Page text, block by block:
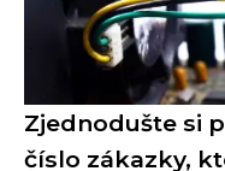
Zjednodušte si
číslo zákazky,